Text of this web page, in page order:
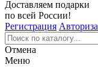
Доставляем подарки
по всей России!
Регистрация
Отмена
Меню